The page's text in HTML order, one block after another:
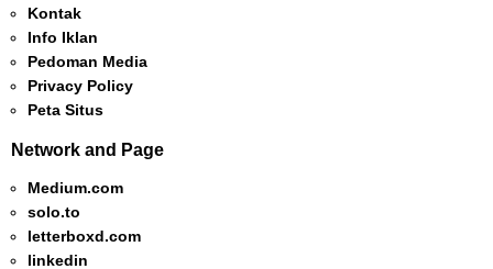
Kontak
Info Iklan
Pedoman Media
Privacy Policy
Peta Situs
Network and Page
Medium.com
solo.to
letterboxd.com
linkedin